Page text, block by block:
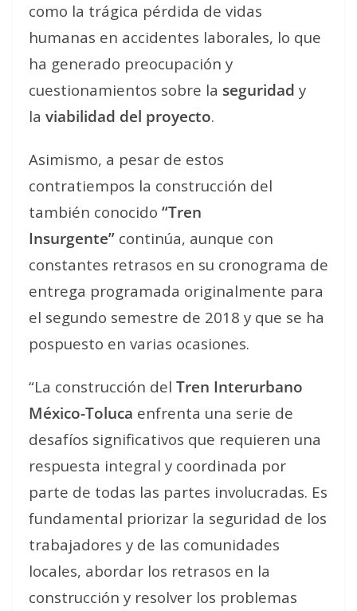
como la trágica pérdida de vidas
humanas en accidentes laborales, lo que
ha generado preocupación y
cuestionamientos sobre la seguridad y
la viabilidad del proyecto.
Asimismo, a pesar de estos
contratiempos la construcción del
también conocido “Tren
Insurgente” continúa, aunque con
constantes retrasos en su cronograma de
entrega programada originalmente para
el segundo semestre de 2018 y que se ha
pospuesto en varias ocasiones.
“La construcción del Tren Interurbano
México-Toluca enfrenta una serie de
desafíos significativos que requieren una
respuesta integral y coordinada por
parte de todas las partes involucradas. Es
fundamental priorizar la seguridad de los
trabajadores y de las comunidades
locales, abordar los retrasos en la
construcción y resolver los problemas